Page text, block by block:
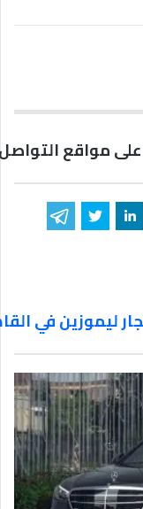
مواقع
ليموزين في